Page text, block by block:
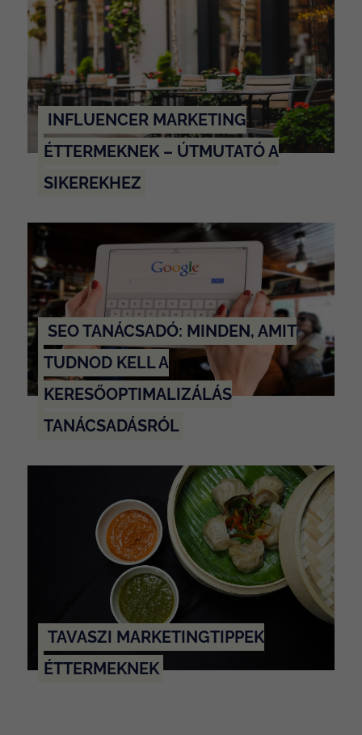
INFLUENCER MARKETING
ÉTTERMEKNEK – ÚTMUTATÓ A
SIKEREKHEZ
SEO TANÁCSADÓ: MINDEN, AMIT
TUDNOD KELL A
KERESŐOPTIMALIZÁLÁS
TANÁCSADÁSRÓL
TAVASZI MARKETINGTIPPEK
ÉTTERMEKNEK